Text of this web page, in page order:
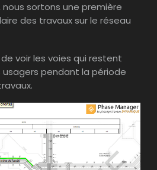
nous sortons une première
des travaux sur le réseau
voir les voies qui restent
usagers pendant la période